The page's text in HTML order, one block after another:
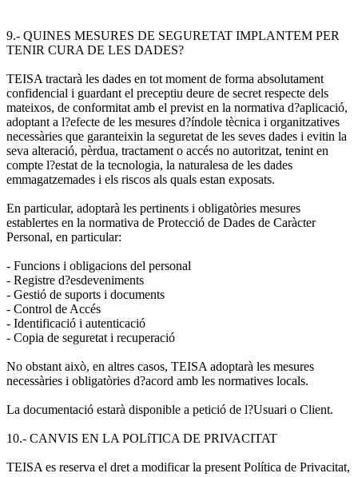
9.- QUINES MESURES DE SEGURETAT IMPLANTEM PER
TENIR CURA DE LES DADES?
TEISA tractarà les dades en tot moment de forma absolutament
confidencial i guardant el preceptiu deure de secret respecte dels
mateixos, de conformitat amb el previst en la normativa d?aplicació,
adoptant a l?efecte de les mesures d?índole tècnica i organitzatives
necessàries que garanteixin la seguretat de les seves dades i evitin la
seva alteració, pèrdua, tractament o accés no autoritzat, tenint en
compte l?estat de la tecnologia, la naturalesa de les dades
emmagatzemades i els riscos als quals estan exposats.
En particular, adoptarà les pertinents i obligatòries mesures
establertes en la normativa de Protecció de Dades de Caràcter
Personal, en particular:
- Funcions i obligacions del personal
- Registre d?esdeveniments
- Gestió de suports i documents
- Control de Accés
- Identificació i autenticació
- Copia de seguretat i recuperació
No obstant això, en altres casos, TEISA adoptarà les mesures
necessàries i obligatòries d?acord amb les normatives locals.
La documentació estarà disponible a petició de l?Usuari o Client.
10.- CANVIS EN LA POLíTICA DE PRIVACITAT
TEISA es reserva el dret a modificar la present Política de Privacitat,